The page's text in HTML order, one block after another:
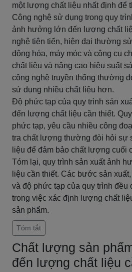
một lượng chất liệu nhất định để
Công nghệ sử dụng trong quy
ảnh hưởng lớn đến lượng chất
nghệ tiên tiến, hiện đại thường
động hóa, máy móc và công cụ
chất liệu và nâng cao hiệu suất
công nghệ truyền thống thường
sử dụng nhiều chất liệu hơn.
Độ phức tạp của quy trình sản
đến lượng chất liệu cần thiết.
phức tạp, yêu cầu nhiều công
tra chất lượng thường đòi hỏi sự
liệu để đảm bảo chất lượng cuối
Tóm lại, quy trình sản xuất ảnh
liệu cần thiết. Các bước sản
và độ phức tạp của quy trình đều
trong việc xác định lượng chất
sản phẩm.
Tóm tắt
Chất lượng sản
đến lượng chất liệu